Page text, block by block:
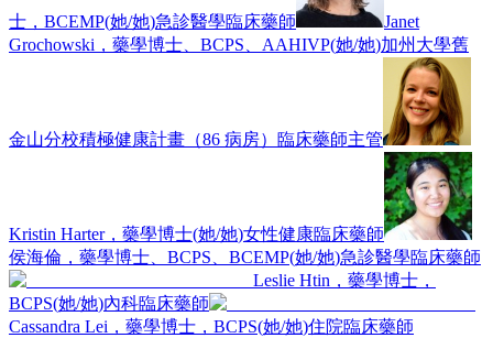
士，BCEMP(她/她)急診醫學臨床藥師
Janet
Grochowski，藥學博士、BCPS、AAHIVP(她/她)加州大學舊
金山分校積極健康計畫（86 病房）臨床藥師主管
Kristin Harter，藥學博士(她/她)女性健康臨床藥師
侯海倫，藥學博士、BCPS、BCEMP(她/她)急診醫學臨床藥師
Leslie Htin，藥學博士，
BCPS(她/她)內科臨床藥師
Cassandra Lei，藥學博士，BCPS(她/她)住院臨床藥師